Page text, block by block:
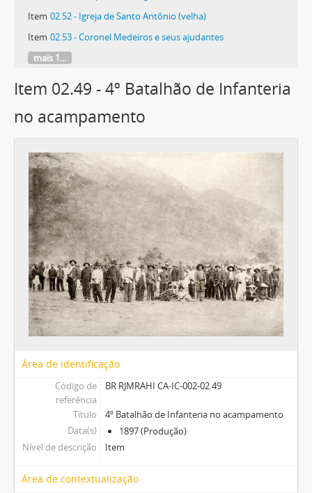
Item 02.52 - Igreja de Santo Antônio (velha)
Item 02.53 - Coronel Medeiros e seus ajudantes
mais 1...
Item 02.49 - 4º Batalhão de Infanteria
no acampamento
Área de identificação
Código de
referência
BR RJMRAHI CA-IC-002-02.49
Título
4º Batalhão de Infanteria no acampamento
Data(s)
1897 (Produção)
Nível de descrição
Item
Área de contextualização